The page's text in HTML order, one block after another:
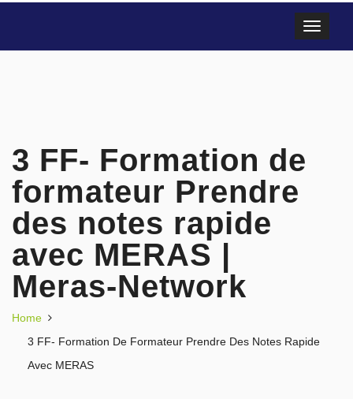
3 FF- Formation de
formateur Prendre
des notes rapide
avec MERAS |
Meras-Network
Home
3 FF- Formation De Formateur Prendre Des Notes Rapide
Avec MERAS